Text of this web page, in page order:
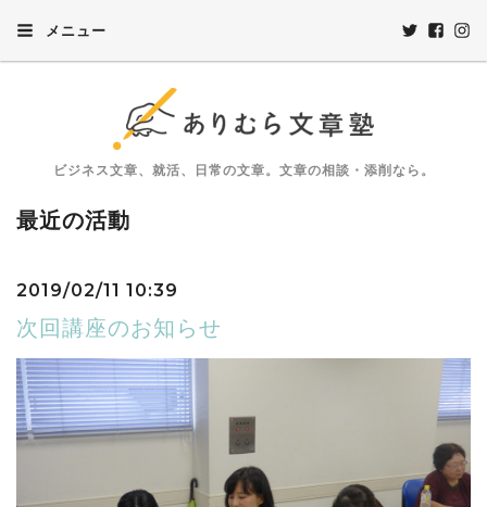
メニュー
ビジネス文章、就活、日常の文章。文章の相談・添削なら。
最近の活動
2019/02/11 10:39
次回講座のお知らせ